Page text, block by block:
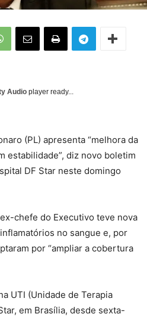
Audio player ready...
(PL) apresenta “melhora da
estabilidade”, diz novo boletim
DF Star neste domingo
chefe do Executivo teve nova
no sangue e, por
por “ampliar a cobertura
UTI (Unidade de Terapia
em Brasília, desde sexta-